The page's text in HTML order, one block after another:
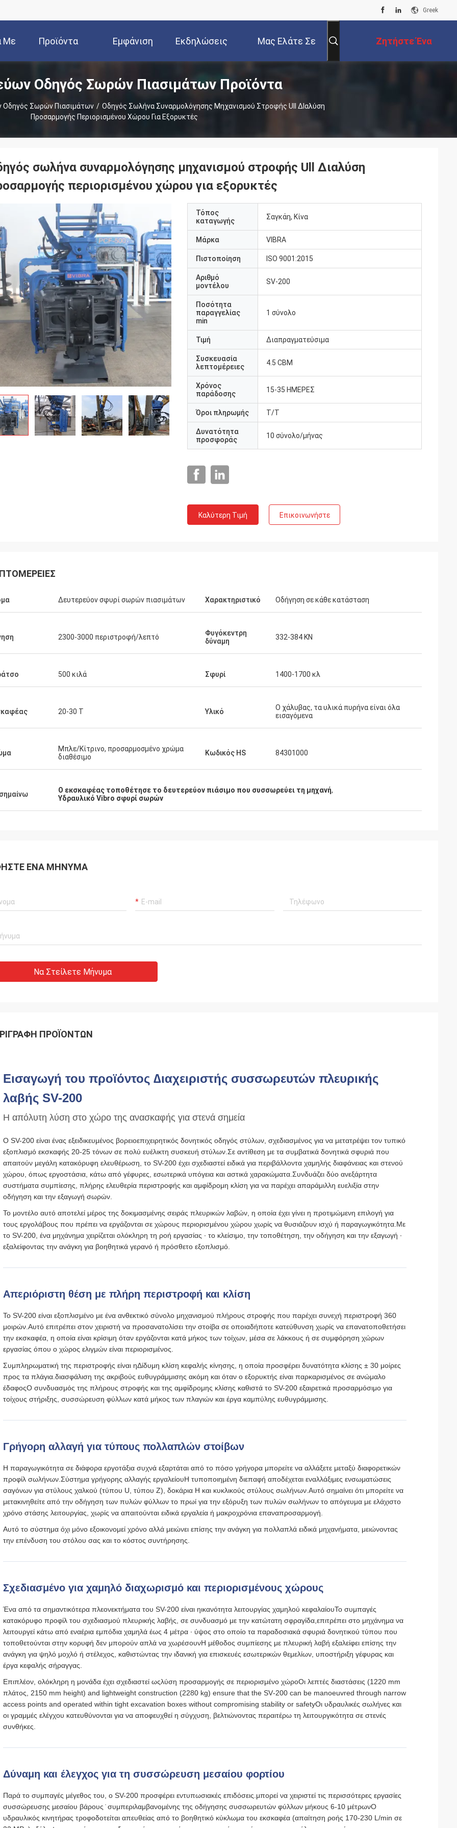
Greek
Με Προϊόντα Εμφάνιση
VR
Εκδηλώσεις Μας Ελάτε Σε
Επαφή Με
Ζητήστε Ένα
Απόσπασμα
Οδηγός Σωρών Πιασιμάτων Προϊόντα
Οδηγός Σωρών Πιασιμάτων / Οδηγός Σωλήνα Συναρμολόγησης Μηχανισμού Στροφής Ull ∆ιαλύση
Προσαρμογής Περιορισμένου Χώρου Για Εξορυκτές
σωλήνα συναρμολόγησης μηχανισμού στροφής Ull ∆ιαλύση
περιορισμένου χώρου για εξορυκτές
Τόπος
καταγωγής
Σαγκάη, Κίνα
Μάρκα VIBRA
Πιστοποίηση ISO 9001:2015
Αριθμό
μοντέλου
SV-200
Ποσότητα
παραγγελίας
min
1 σύνολο
Τιμή Διαπραγματεύσιμα
Συσκευασία
λεπτομέρειες
4.5 CBM
Χρόνος
παράδοσης
15-35 ΗΜΕΡΕΣ
Όροι πληρωμής T/T
Δυνατότητα
προσφοράς
10 σύνολο/μήνας
Καλύτερη Τιμή Επικοινωνήστε
Δευτερεύον σφυρί σωρών πιασιμάτων Χαρακτηριστικό Οδήγηση σε κάθε κατάσταση
2300-3000 περιστροφή/λεπτό
Φυγόκεντρη
δύναμη
332-384 KN
500 κιλά Σφυρί 1400-1700 κλ
20-30 Τ Υλικό
Ο χάλυβας, τα υλικά πυρήνα είναι όλα
εισαγόμενα
Μπλε/Κίτρινο, προσαρμοσμένο χρώμα
διαθέσιμο
Κωδικός HS 84301000
Ο εκσκαφέας τοποθέτησε το δευτερεύον πιάσιμο που συσσωρεύει τη μηχανή,
Υδραυλικό Vibro σφυρί σωρών
ΈΝΑ ΜΉΝΥΜΑ
Να Στείλετε Μήνυμα
ΠΡΟΪΌΝΤΩΝ
Εισαγωγή του προϊόντος ∆ιαχειριστής συσσωρευτών πλευρικής
λαβής SV-200
Η απόλυτη λύση στο χώρο της ανασκαφής για στενά σημεία
Ο SV-200 είναι ένας εξειδικευμένος βορειοεπιχειρητικός δονητικός οδηγός στύλων, σχεδιασμένος για να μετατρέψει τον τυπικό
εξοπλισμό εκσκαφής 20-25 τόνων σε πολύ ευέλικτη συσκευή στύλων.Σε αντίθεση με τα συμβατικά δονητικά σφυριά που
απαιτούν μεγάλη κατακόρυφη ελευθέρωση, το SV-200 έχει σχεδιαστεί ειδικά για περιβάλλοντα χαμηλής διαφάνειας και στενού
χώρου, όπως εργοστάσια, κάτω από γέφυρες, εσωτερικά υπόγεια και αστικά χαρακώματα.Συνδυάζει δύο ανεξάρτητα
συστήματα συμπίεσης, πλήρης ελευθερία περιστροφής και αμφίδρομη κλίση για να παρέχει απαράμιλλη ευελιξία στην
οδήγηση και την εξαγωγή σωρών.
Το μοντέλο αυτό αποτελεί μέρος της δοκιμασμένης σειράς πλευρικών λαβών, η οποία έχει γίνει η προτιμώμενη επιλογή για
τους εργολάβους που πρέπει να εργάζονται σε χώρους περιορισμένου χώρου χωρίς να θυσιάζουν ισχύ ή παραγωγικότητα.Με
το SV-200, ένα μηχάνημα χειρίζεται ολόκληρη τη ροή εργασίας ∙ το κλείσιμο, την τοποθέτηση, την οδήγηση και την εξαγωγή ∙
εξαλείφοντας την ανάγκη για βοηθητικά γερανό ή πρόσθετο εξοπλισμό.
Απεριόριστη θέση με πλήρη περιστροφή και κλίση
Το SV-200 είναι εξοπλισμένο με ένα ανθεκτικό σύνολο μηχανισμού πλήρους στροφής που παρέχει συνεχή περιστροφή 360
μοιρών.Αυτό επιτρέπει στον χειριστή να προσανατολίσει την στοίβα σε οποιαδήποτε κατεύθυνση χωρίς να επανατοποθετήσει
την εκσκαφέα, η οποία είναι κρίσιμη όταν εργάζονται κατά μήκος των τοίχων, μέσα σε λάκκους ή σε συμφόρηση χώρων
εργασίας όπου ο χώρος ελιγμών είναι περιορισμένος.
Συμπληρωματική της περιστροφής είναι ηΔίδυμη κλίση κεφαλής κίνησης , η οποία προσφέρει δυνατότητα κλίσης ± 30 μοίρες
προς τα πλάγια.διασφάλιση της ακριβούς ευθυγράμμισης ακόμη και όταν ο εξορυκτής είναι παρκαρισμένος σε ανώμαλο
έδαφοςΟ συνδυασμός της πλήρους στροφής και της αμφίδρομης κλίσης καθιστά το SV-200 εξαιρετικά προσαρμόσιμο για
τοίχους στήριξης, συσσώρευση φύλλων κατά μήκος των πλαγιών και έργα καμπύλης ευθυγράμμισης.
Γρήγορη αλλαγή για τύπους πολλαπλών στοίβων
Η παραγωγικότητα σε διάφορα εργοτάξια συχνά εξαρτάται από το πόσο γρήγορα μπορείτε να αλλάξετε μεταξύ διαφορετικών
προφίλ σωλήνων. Σύστημα γρήγορης αλλαγής εργαλείουΗ τυποποιημένη διεπαφή αποδέχεται εναλλάξιμες ενσωματώσεις
σαγόνων για στύλους χαλκού (τύπου U, τύπου Z), δοκάρια H και κυκλικούς στύλους σωλήνων.Αυτό σημαίνει ότι μπορείτε να
μετακινηθείτε από την οδήγηση των πυλών φύλλων το πρωί για την εξόρυξη των πυλών σωλήνων το απόγευμα με ελάχιστο
χρόνο στάσης λειτουργίας, χωρίς να απαιτούνται ειδικά εργαλεία ή μακροχρόνια επαναπροσαρμογή.
Αυτό το σύστημα όχι μόνο εξοικονομεί χρόνο αλλά μειώνει επίσης την ανάγκη για πολλαπλά ειδικά μηχανήματα, μειώνοντας
την επένδυση του στόλου σας και το κόστος συντήρησης.
Σχεδιασμένο για χαμηλό διαχωρισμό και περιορισμένους χώρους
Ένα από τα σημαντικότερα πλεονεκτήματα του SV-200 είναι ηικανότητα λειτουργίας χαμηλού κεφαλαίουΤο συμπαγές
κατακόρυφο προφίλ του σχεδιασμού πλευρικής λαβής, σε συνδυασμό με την κατώτατη σφραγίδα,επιτρέπει στο μηχάνημα να
λειτουργεί κάτω από εναέρια εμπόδια χαμηλά έως 4 μέτρα ∙ ύψος στο οποίο τα παραδοσιακά σφυριά δονητικού τύπου που
τοποθετούνται στην κορυφή δεν μπορούν απλά να χωρέσουνΗ μέθοδος συμπίεσης με πλευρική λαβή εξαλείφει επίσης την
ανάγκη για ψηλό μοχλό ή στέλεχος, καθιστώντας την ιδανική για επισκευές εσωτερικών θεμελίων, υποστήριξη γέφυρας και
έργα κεφαλής σήραγγας.
Επιπλέον, ολόκληρη η μονάδα έχει σχεδιαστεί ωςλύση προσαρμογής σε περιορισμένο χώροΟι λεπτές διαστάσεις (1220 mm
πλάτος, 2150 mm height) and lightweight construction (2280 kg) ensure that the SV‑200 can be manoeuvred through narrow
access points and operated within tight excavation boxes without compromising stability or safetyΟι υδραυλικές σωλήνες και
οι γραμμές ελέγχου κατευθύνονται για να αποφευχθεί η σύγχυση, βελτιώνοντας περαιτέρω τη λειτουργικότητα σε στενές
συνθήκες.
Δύναμη και έλεγχος για τη συσσώρευση μεσαίου φορτίου
Παρά το συμπαγές μέγεθος του, ο SV-200 προσφέρει εντυπωσιακές επιδόσεις.μπορεί να χειριστεί τις περισσότερες εργασίες
συσσώρευσης μεσαίου βάρους ̇ συμπεριλαμβανομένης της οδήγησης συσσωρευτών φύλλων μήκους 6-10 μέτρωνΟ
υδραυλικός κινητήρας τροφοδοτείται απευθείας από το βοηθητικό κύκλωμα του εκσκαφέα (απαίτηση ροής 170-230 L/min σε